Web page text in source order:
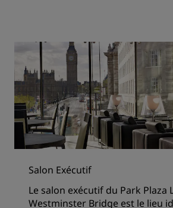
Salon Exécutif
Le salon exécutif du Park Plaza
Westminster Bridge est le lieu